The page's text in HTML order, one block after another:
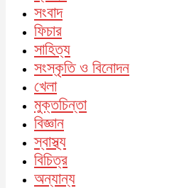
সংবাদ
ফিচার
সাহিত্য
সংস্কৃতি ও বিনোদন
খেলা
মুক্তচিন্তা
বিজ্ঞান
স্বাস্থ্য
বিচিত্র
অন্যান্য